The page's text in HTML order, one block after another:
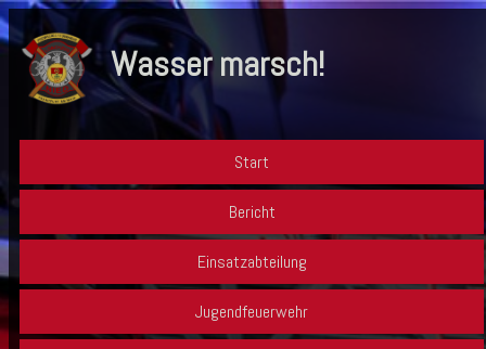
Wasser marsch!
Start
Bericht
Einsatzabteilung
Jugendfeuerwehr